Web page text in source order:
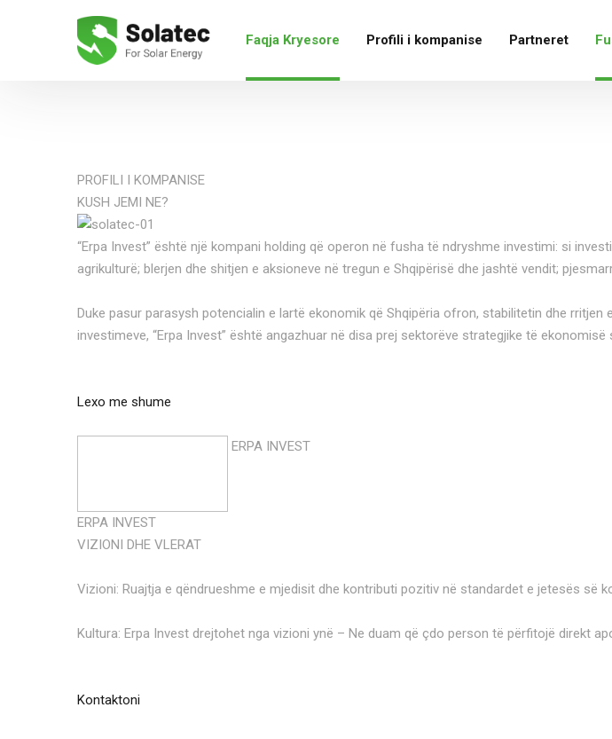
Faqja Kryesore Profili i kompanise Partneret
PROFILI I KOMPANISE
KUSH JEMI NE?
“Erpa Invest” është një kompani holding që operon në fusha të ndryshme investimi: si
agrikulturë; blerjen dhe shitjen e aksioneve në tregun e Shqipërisë dhe jashtë vendit;
Duke pasur parasysh potencialin e lartë ekonomik që Shqipëria ofron, stabilitetin dhe
investimeve, “Erpa Invest” është angazhuar në disa prej sektorëve strategjike të ekonomisë
Lexo me shume
ERPA INVEST
ERPA INVEST
VIZIONI DHE VLERAT
Vizioni: Ruajtja e qëndrueshme e mjedisit dhe kontributi pozitiv në standardet e jetesës së
Kultura: Erpa Invest drejtohet nga vizioni ynë – Ne duam që çdo person të përfitojë direkt
Kontaktoni